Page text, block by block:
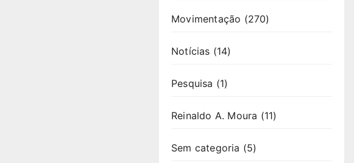
Movimentação (270)
Notícias (14)
Pesquisa (1)
Reinaldo A. Moura (11)
Sem categoria (5)